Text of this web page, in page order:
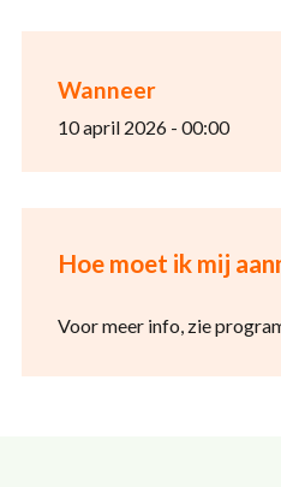
Wanneer
10 april 2026 - 00:00
Hoe moet ik mij
Voor meer info, zie